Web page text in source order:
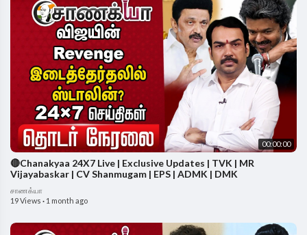
00:00:00
🔴Chanakyaa 24X7 Live | Exclusive Updates | TVK | MR
Vijayabaskar | CV Shanmugam | EPS | ADMK | DMK
சாணக்யா
19 Views · 1 month ago